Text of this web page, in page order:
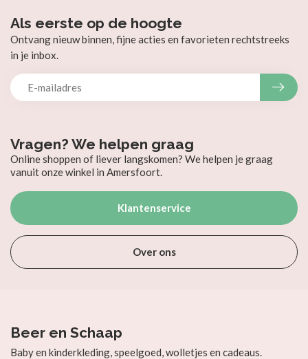
Vragen? We helpen graag
Online shoppen of liever langskomen? We helpen je graag
vanuit onze winkel in Amersfoort.
Klantenservice
Over ons
Als eerste op de hoogte
Ontvang nieuw binnen, fijne acties en favorieten rechtstreeks
in je inbox.
Beer en Schaap
Baby en kinderkleding, speelgoed, wolletjes en cadeaus.